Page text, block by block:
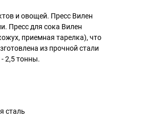
и овощей. Пресс Вилен
Пресс для сока Вилен
приемная тарелка), что
из прочной стали
2,5 тонны.
сталь